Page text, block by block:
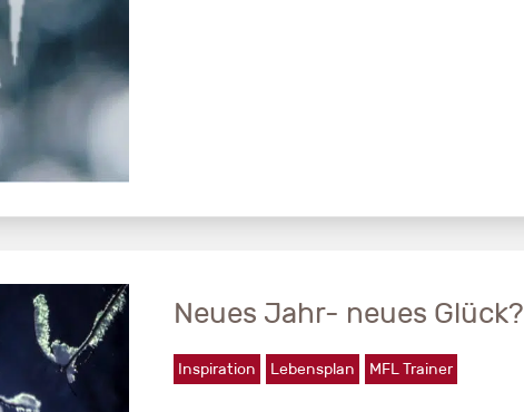
Neues Jahr- neues Glück?
Inspiration Lebensplan MFL Trainer